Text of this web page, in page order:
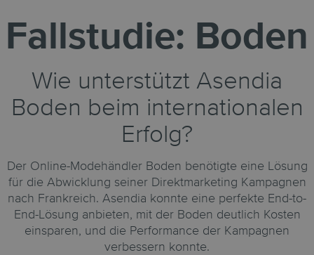
Fallstudie: Boden
Wie unterstützt Asendia
Boden beim internationalen
Erfolg?
Der Online-Modehändler Boden benötigte eine Lösung
für die Abwicklung seiner Direktmarketing Kampagnen
nach Frankreich. Asendia konnte eine perfekte End-to-
End-Lösung anbieten, mit der Boden deutlich Kosten
einsparen, und die Performance der Kampagnen
verbessern konnte.